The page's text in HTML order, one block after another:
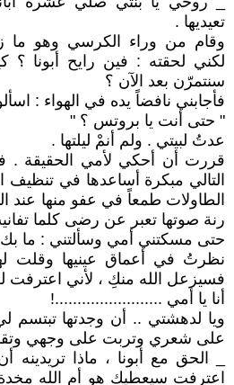
تعيديها .
وقام من وراء الكرسي وهو ما
لكني لحقته : فين رايح أبونا
سنتمرّن بعد الآن ؟
فأجابني نافضاً يده في الهواء :
" حتى أنت يا بروتس ؟ "
عدتُ لبيتي . ولم أنمْ ليلتها .
قررت أن أحكي لأمي الحقيقة .
التالي مبكرة أساعدها في تنظيف
الطاولات طمعاً في عفو منها عند
رنة صوتها تعبر عن رضى كلما
حتى مسكتني أمي وسألتني : ما بك
نظرتُ في أعماق عينيها وقلت
فسيزعل الله منكِ ، لأني اعترفت
أنا يا أمي ........................!
ويا لدهشتي .. أن وجدتها
على شعري وتربت على وجهي
_ الحق مع أبونا ، ماذا
اعترفت سيعطيكِ هو أم الله